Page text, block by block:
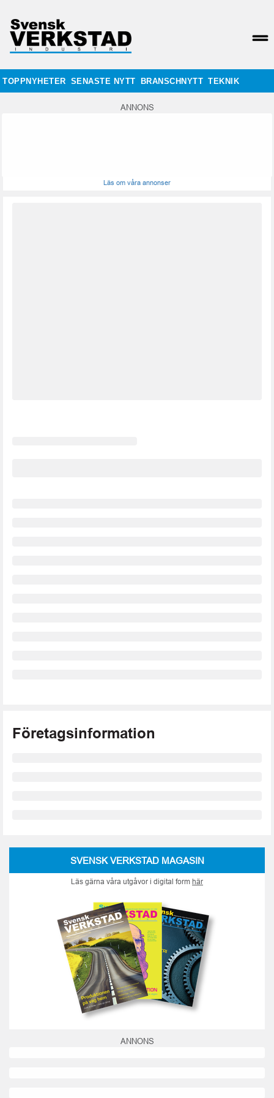
TOPPNYHETER SENASTE NYTT BRANSCHNYTT TEKNIK
ANNONS
Läs om våra annonser
Företagsinformation
SVENSK VERKSTAD MAGASIN
Läs gärna våra utgåvor i digital form här
ANNONS